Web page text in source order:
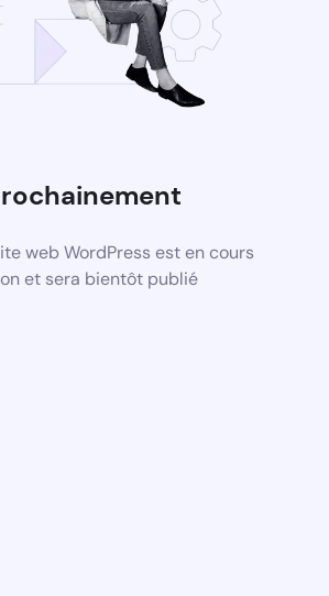
web WordPress est en cours
et sera bientôt publié